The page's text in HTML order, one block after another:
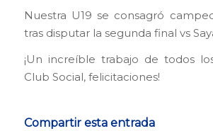
Nuestra U19 se consagró
tras disputar la segunda final vs
¡Un increíble trabajo de todos
Club Social, felicitaciones!
Compartir esta entrada